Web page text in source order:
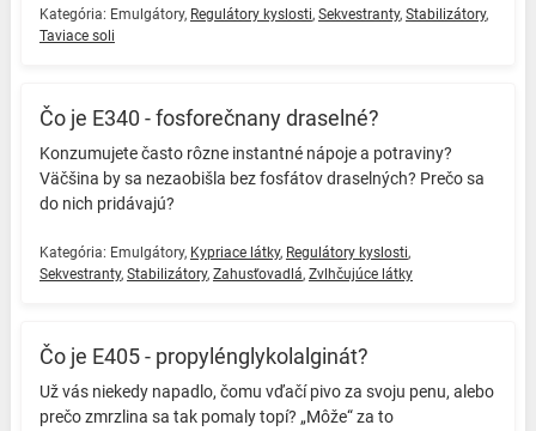
Kategória: Emulgátory, Regulátory kyslosti, Sekvestranty, Stabilizátory,
Taviace soli
Čo je E340 - fosforečnany draselné?
Konzumujete často rôzne instantné nápoje a potraviny?
Väčšina by sa nezaobišla bez fosfátov draselných? Prečo sa
do nich pridávajú? ️
Kategória: Emulgátory, Kypriace látky, Regulátory kyslosti,
Sekvestranty, Stabilizátory, Zahusťovadlá, Zvlhčujúce látky
Čo je E405 - propylénglykolalginát?
Už vás niekedy napadlo, čomu vďačí pivo za svoju penu, alebo
prečo zmrzlina sa tak pomaly topí? „Môže“ za to